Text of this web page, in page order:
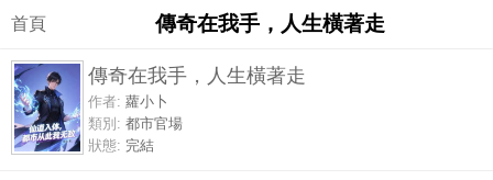
首頁 傳奇在我手，人生橫著走
傳奇在我手，人生橫著走
作者: 蘿小卜
類別: 都市官場
狀態: 完結